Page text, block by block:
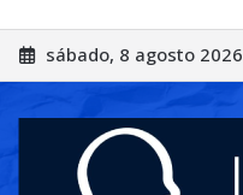
Saltar
al
sábado, 8 agosto 2026